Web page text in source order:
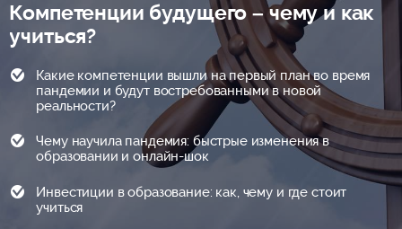
Компетенции будущего – чему и как
учиться?
Какие компетенции вышли на первый план во время
пандемии и будут востребованными в новой
реальности?
Чему научила пандемия: быстрые изменения в
образовании и онлайн-шок
Инвестиции в образование: как, чему и где стоит
учиться